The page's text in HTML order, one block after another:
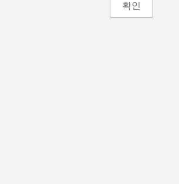
확인